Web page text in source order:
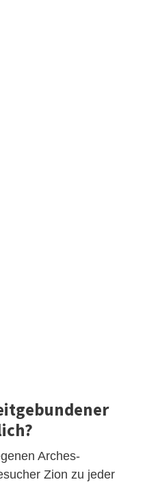
Arches-
Zion zu jeder